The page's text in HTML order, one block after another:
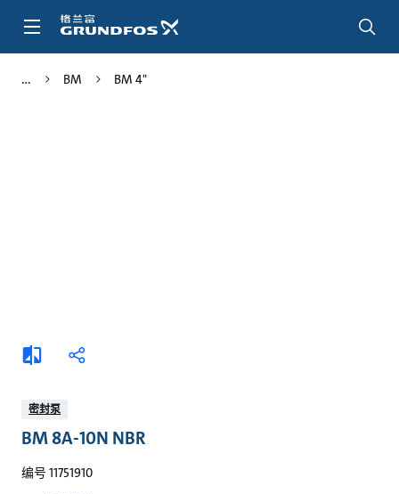
BM BM 4"
添
加
较
分
密封泵
BM 8A-10N NBR
编号 11751910